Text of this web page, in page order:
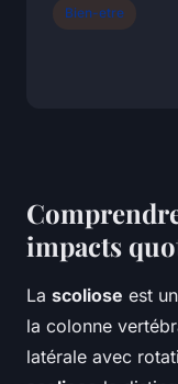
impacts
La scoliose est
la colonne
latérale avec
Bien-etre